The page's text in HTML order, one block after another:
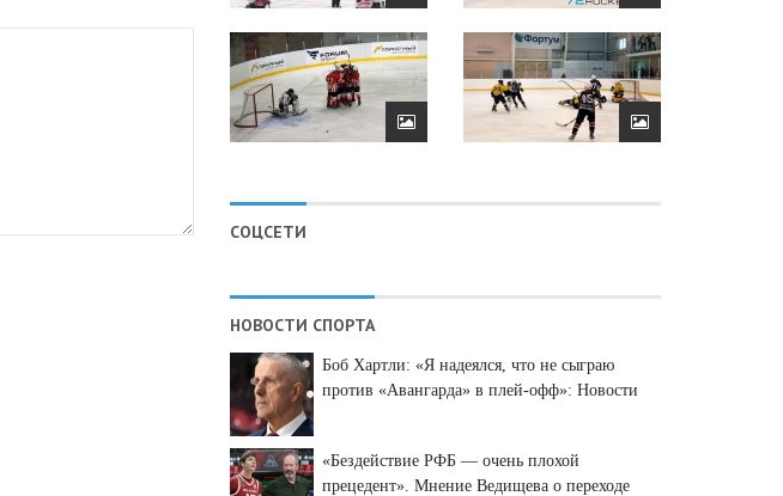
СОЦСЕТИ
НОВОСТИ СПОРТА
Боб Хартли: «Я надеялся, что не сыграю
против «Авангарда» в плей-офф»: Новости
«Бездействие РФБ — очень плохой
прецедент». Мнение Ведищева о переходе